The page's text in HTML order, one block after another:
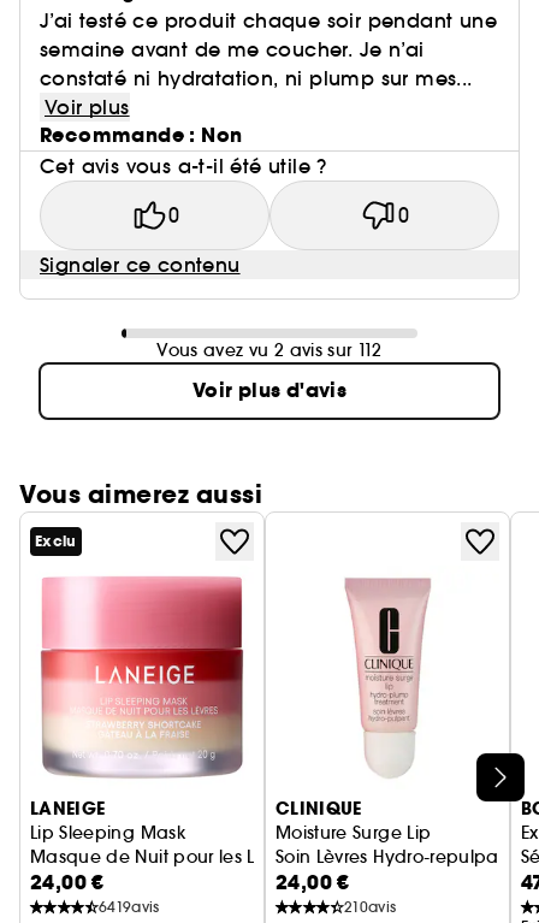
J’ai testé ce produit chaque soir pendant une
semaine avant de me coucher. Je n’ai
constaté ni hydratation, ni plump sur mes...
Voir plus
Recommande : Non
Cet avis vous a-t-il été utile ?
0 0
Signaler ce contenu
Vous avez vu 2 avis sur 112
Voir plus d'avis
Vous aimerez aussi
Ignorer le carrousel produits
Exclu
LANEIGE
Lip Sleeping Mask
Masque de Nuit pour les Lèvres
24,00 €
6419avis
CLINIQUE
Moisture Surge Lip
Soin Lèvres Hydro-repulpant
24,00 €
210avis